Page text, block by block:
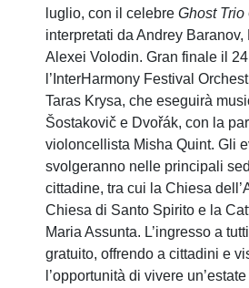
luglio, con il celebre Ghost Trio
interpretati da Andrey Baranov,
Alexei Volodin. Gran finale il
l’InterHarmony Festival
Taras Krysa, che eseguirà
Šostakovič e Dvořák, con la
violoncellista Misha Quint. Gli
svolgeranno nelle principali
cittadine, tra cui la Chiesa
Chiesa di Santo Spirito e la
Maria Assunta. L’ingresso a
gratuito, offrendo a cittadini e
l’opportunità di vivere